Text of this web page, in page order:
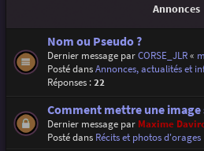
Annonces
Nom ou Pseudo ?
Dernier message parCORSE_JLR«
Posté dansAnnonces, actualités et
Réponses :22
Comment mettre une image
Dernier message par Maxime
Posté dans Récits et photos d'orages